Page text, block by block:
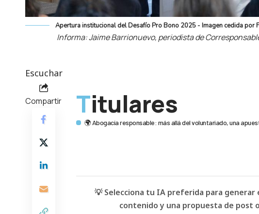
Apertura institucional del Desafío Pro Bono 2025 - Imagen cedida por
Informa: Jaime Barrionuevo, periodista de
Escuchar
Compartir Titulares
🌍 Abogacía responsable: más allá del voluntariado, una
💡 Selecciona tu IA preferida para generar
contenido y una propuesta de post